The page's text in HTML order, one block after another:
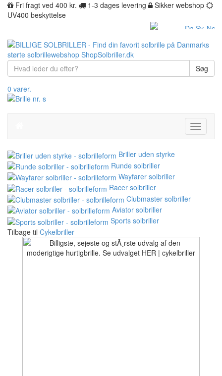
Fri fragt ved 400 kr. 1-3 dages levering
Sikker webshop
UV400 beskyttelse
Søg
0 varer.
Toggle
Briller uden styrke
Runde solbriller
Wayfarer solbriller
Racer solbriller
Clubmaster solbriller
Aviator solbriller
Sports solbriller
Tilbage til Cykelbriller